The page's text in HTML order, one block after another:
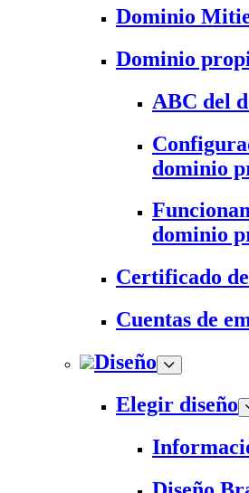
Dominio
Dominio
ABC del
dominio
dominio
Certificado
Cuentas de
Diseño
Elegir diseño